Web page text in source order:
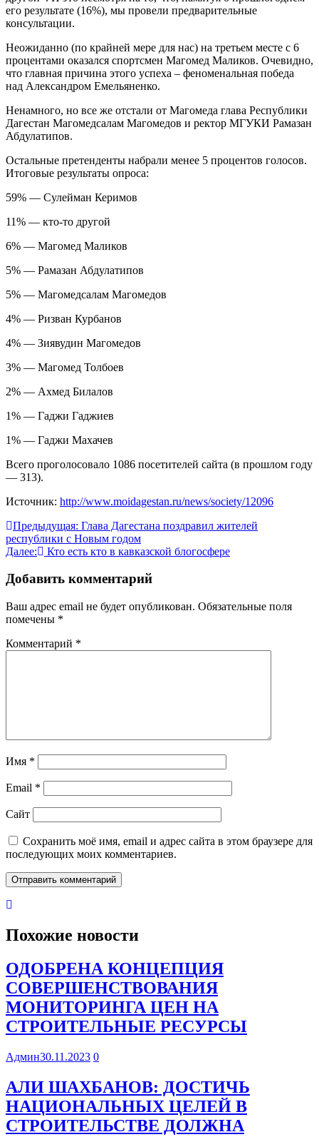
его результате (16%), мы провели предварительные
консультации.
Неожиданно (по крайней мере для нас) на третьем месте с 6
процентами оказался спортсмен Магомед Маликов. Очевидно,
что главная причина этого успеха – феноменальная победа
над Александром Емельяненко.
Ненамного, но все же отстали от Магомеда глава Республики
Дагестан Магомедсалам Магомедов и ректор МГУКИ Рамазан
Абдулатипов.
Остальные претенденты набрали менее 5 процентов голосов.
Итоговые результаты опроса:
59% — Сулейман Керимов
11% — кто-то другой
6% — Магомед Маликов
5% — Рамазан Абдулатипов
5% — Магомедсалам Магомедов
4% — Ризван Курбанов
4% — Зиявудин Магомедов
3% — Магомед Толбоев
2% — Ахмед Билалов
1% — Гаджи Гаджиев
1% — Гаджи Махачев
Всего проголосовало 1086 посетителей сайта (в прошлом году
— 313).
Источник: http://www.moidagestan.ru/news/society/12096
Навигация
по
Предыдущая: Глава Дагестана поздравил жителей
республики с Новым годом
Далее:
Кто есть кто в кавказской блогосфере
Добавить комментарий
Ваш адрес email не будет опубликован. Обязательные поля
помечены *
Комментарий *
Имя *
Email *
Сайт
Сохранить моё имя, email и адрес сайта в этом браузере для
последующих моих комментариев.
Похожие новости
ОДОБРЕНА КОНЦЕПЦИЯ
СОВЕРШЕНСТВОВАНИЯ
МОНИТОРИНГА ЦЕН НА
СТРОИТЕЛЬНЫЕ РЕСУРСЫ
Админ30.11.2023 0
АЛИ ШАХБАНОВ: ДОСТИЧЬ
НАЦИОНАЛЬНЫХ ЦЕЛЕЙ В
СТРОИТЕЛЬСТВЕ ДОЛЖНА